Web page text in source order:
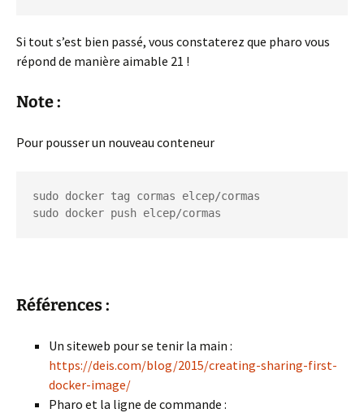
Si tout s’est bien passé, vous constaterez que pharo vous
répond de manière aimable 21 !
Note :
Pour pousser un nouveau conteneur
sudo docker tag cormas elcep/cormas
sudo docker push elcep/cormas
Références :
Un siteweb pour se tenir la main :
https://deis.com/blog/2015/creating-sharing-first-
docker-image/
Pharo et la ligne de commande :